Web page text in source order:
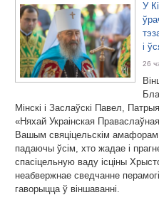
У
і
26
Мінскі і Заслаўскі Павел,
«Няхай Украінская
Вашым свяціцельскім
падаючы ўсім, хто жадае і
спасіцельную ваду ісціны
неабвержнае сведчанне
гаворыцца ў віншаванні.